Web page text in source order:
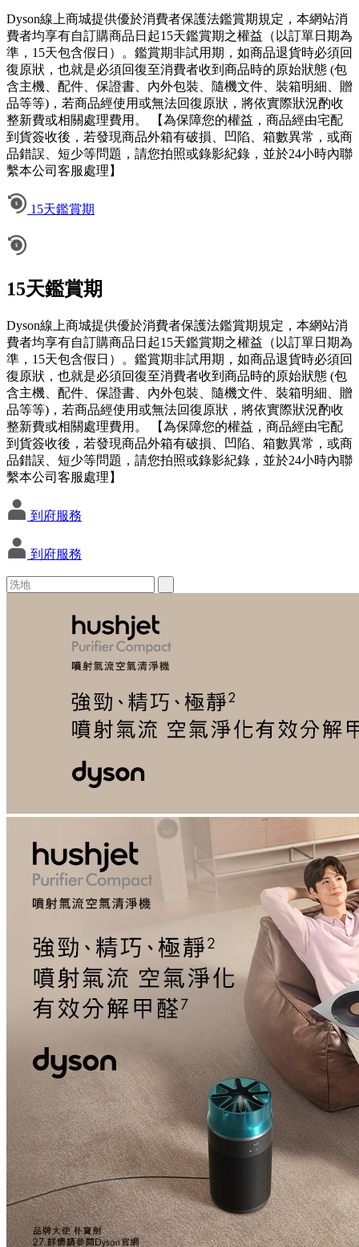
Dyson線上商城提供優於消費者保護法鑑賞期規定，本網站消
費者均享有自訂購商品日起15天鑑賞期之權益（以訂單日期為
準，15天包含假日）。鑑賞期非試用期，如商品退貨時必須回
復原狀，也就是必須回復至消費者收到商品時的原始狀態 (包
含主機、配件、保證書、內外包裝、隨機文件、裝箱明細、贈
品等等)，若商品經使用或無法回復原狀，將依實際狀況酌收
整新費或相關處理費用。 【為保障您的權益，商品經由宅配
到貨簽收後，若發現商品外箱有破損、凹陷、箱數異常，或商
品錯誤、短少等問題，請您拍照或錄影紀錄，並於24小時內聯
繫本公司客服處理】
15天鑑賞期
15天鑑賞期
Dyson線上商城提供優於消費者保護法鑑賞期規定，本網站消
費者均享有自訂購商品日起15天鑑賞期之權益（以訂單日期為
準，15天包含假日）。鑑賞期非試用期，如商品退貨時必須回
復原狀，也就是必須回復至消費者收到商品時的原始狀態 (包
含主機、配件、保證書、內外包裝、隨機文件、裝箱明細、贈
品等等)，若商品經使用或無法回復原狀，將依實際狀況酌收
整新費或相關處理費用。 【為保障您的權益，商品經由宅配
到貨簽收後，若發現商品外箱有破損、凹陷、箱數異常，或商
品錯誤、短少等問題，請您拍照或錄影紀錄，並於24小時內聯
繫本公司客服處理】
到府服務
到府服務